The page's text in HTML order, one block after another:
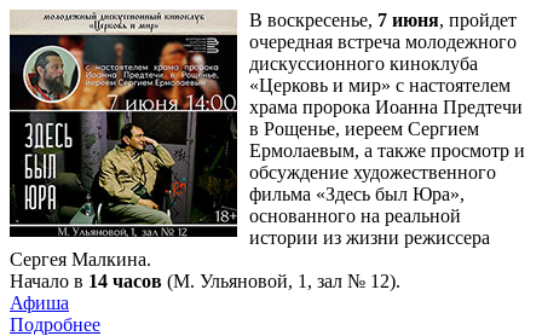
В воскресенье, 7 июня, пройдет
очередная встреча молодежного
дискуссионного киноклуба
«Церковь и мир» с настоятелем
храма пророка Иоанна Предтечи
в Рощенье, иереем Сергием
Ермолаевым, а также просмотр и
обсуждение художественного
фильма «Здесь был Юра»,
основанного на реальной
истории из жизни режиссера
Сергея Малкина.
Начало в 14 часов (М. Ульяновой, 1, зал № 12).
Афиша
Подробнее